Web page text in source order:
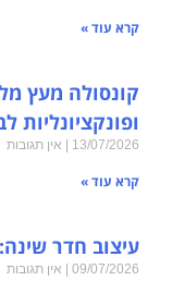
קרא עוד »
קונסולה מעץ
ופונקציונליות
13/07/2026 אין תגובות
קרא עוד »
עיצוב חדר
09/07/2026 אין תגובות